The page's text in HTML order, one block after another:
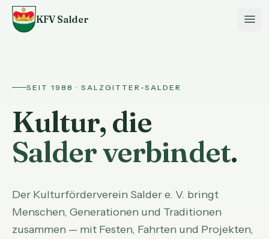
KFV Salder
SEIT 1988 · SALZGITTER-SALDER
Kultur, die
Salder verbindet.
Der Kulturförderverein Salder e. V. bringt
Menschen, Generationen und Traditionen
zusammen — mit Festen, Fahrten und Projekten,